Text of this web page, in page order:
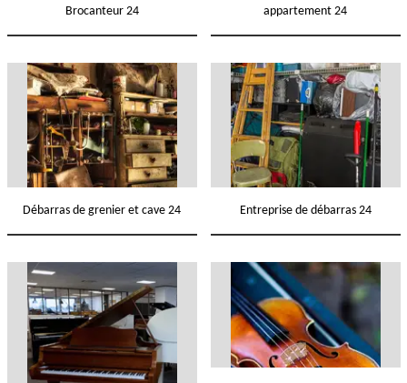
Brocanteur 24
appartement 24
Débarras de grenier et cave 24 Entreprise de débarras 24